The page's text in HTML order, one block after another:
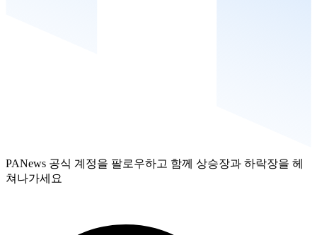
PANews 공식 계정을 팔로우하고 함께 상승장과 하락장을 헤
쳐나가세요